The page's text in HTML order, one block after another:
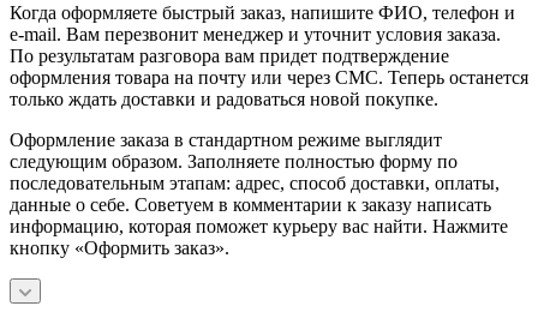
Когда оформляете быстрый заказ, напишите ФИО, телефон и
e-mail. Вам перезвонит менеджер и уточнит условия заказа.
По результатам разговора вам придет подтверждение
оформления товара на почту или через СМС. Теперь останется
только ждать доставки и радоваться новой покупке.
Оформление заказа в стандартном режиме выглядит
следующим образом. Заполняете полностью форму по
последовательным этапам: адрес, способ доставки, оплаты,
данные о себе. Советуем в комментарии к заказу написать
информацию, которая поможет курьеру вас найти. Нажмите
кнопку «Оформить заказ».